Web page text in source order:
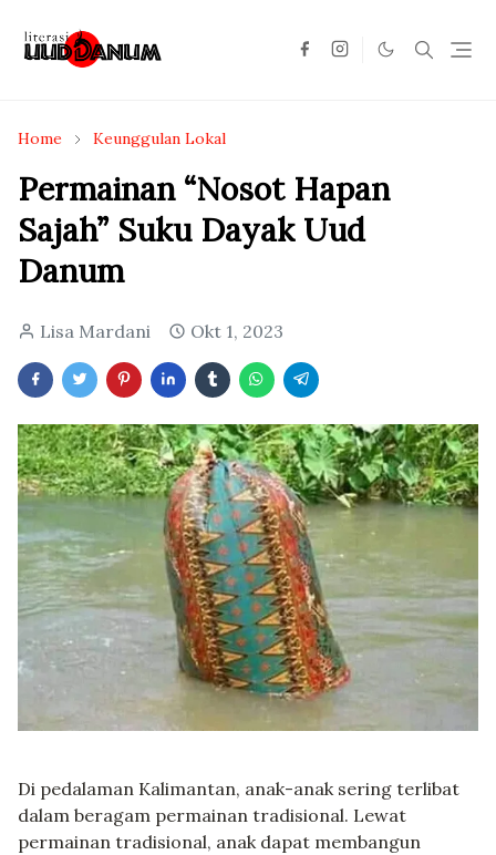
Home Keunggulan Lokal
Permainan “Nosot Hapan
Sajah” Suku Dayak Uud
Danum
Lisa Mardani Okt 1, 2023
Di pedalaman Kalimantan, anak-anak sering terlibat
dalam beragam permainan tradisional. Lewat
permainan tradisional, anak dapat membangun